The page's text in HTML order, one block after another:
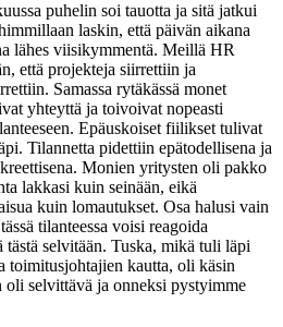
puhelin soi tauotta ja sitä jatkui
laskin, että päivän aikana
lähes viisikymmentä. Meillä HR
että projekteja siirrettiin ja
Samassa rytäkässä monet
yhteyttä ja toivoivat nopeasti
Epäuskoiset fiilikset tulivat
Tilannetta pidettiin epätodellisena ja
Monien yritysten oli pakko
lakkasi kuin seinään, eikä
kuin lomautukset. Osa halusi vain
tilanteessa voisi reagoida
selvitään. Tuska, mikä tuli läpi
toimitusjohtajien kautta, oli käsin
oli selvittävä ja onneksi pystyimme